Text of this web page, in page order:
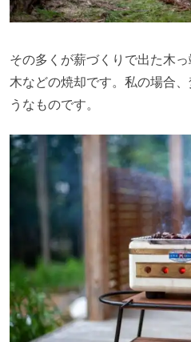
その多くが薪づくりで出た木
木などの焼却です。私の場合
うなものです。